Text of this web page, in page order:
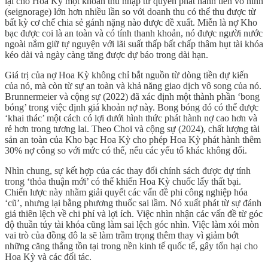
(seignorage) lớn hơn nhiều lần so với doanh thu có thể thu được từ
bất kỳ cơ chế chia sẻ gánh nặng nào được đề xuất. Miễn là nợ Kho
bạc được coi là an toàn và có tính thanh khoản, nó được người nước
ngoài nắm giữ tự nguyện với lãi suất thấp bất chấp thâm hụt tài khóa
kéo dài và ngày càng tăng được dự báo trong dài hạn.
Giá trị của nợ Hoa Kỳ không chỉ bắt nguồn từ dòng tiền dự kiến
của nó, mà còn từ sự an toàn và khả năng giao dịch vô song của nó.
Brunnermeier và cộng sự (2022) đã xác định một thành phần ‘bong
bóng’ trong việc định giá khoản nợ này. Bong bóng đó có thể được
‘khai thác’ một cách có lợi dưới hình thức phát hành nợ cao hơn và
rẻ hơn trong tương lai. Theo Choi và cộng sự (2024), chất lượng tài
sản an toàn của Kho bạc Hoa Kỳ cho phép Hoa Kỳ phát hành thêm
30% nợ công so với mức có thể, nếu các yếu tố khác không đổi.
Nhìn chung, sự kết hợp của các thay đổi chính sách được dự tính
trong ‘thỏa thuận mới’ có thể khiến Hoa Kỳ chuốc lấy thất bại.
Chiến lược này nhằm giải quyết các vấn đề phi công nghiệp hóa
‘cũ’, nhưng lại bằng phương thuốc sai lầm. Nó xuất phát từ sự đánh
giá thiên lệch về chi phí và lợi ích. Việc nhìn nhận các vấn đề từ góc
độ thuần túy tài khóa cũng làm sai lệch góc nhìn. Việc làm xói mòn
vai trò của đồng đô la sẽ làm trầm trọng thêm thay vì giảm bớt
những căng thẳng tồn tại trong nền kinh tế quốc tế, gây tổn hại cho
Hoa Kỳ và các đối tác.